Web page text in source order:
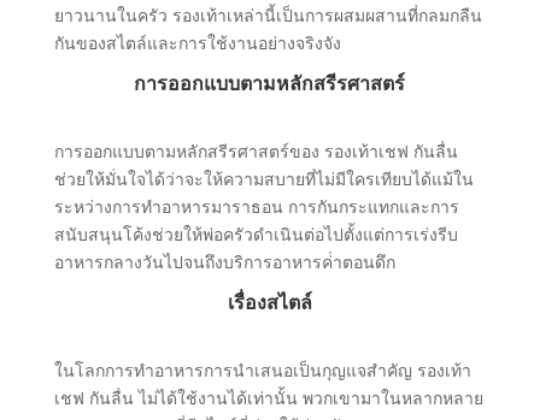
ยาวนานในครัว รองเท้าเหล่านี้เป็นการผสมผสานที่กลมกลืน
กันของสไตล์และการใช้งานอย่างจริงจัง
การออกแบบตามหลักสรีรศาสตร์
การออกแบบตามหลักสรีรศาสตร์ของ รองเท้าเชฟ กันลื่น
ช่วยให้มั่นใจได้ว่าจะให้ความสบายที่ไม่มีใครเทียบได้แม้ใน
ระหว่างการทําอาหารมาราธอน การกันกระแทกและการ
สนับสนุนโค้งช่วยให้พ่อครัวดําเนินต่อไปตั้งแต่การเร่งรีบ
อาหารกลางวันไปจนถึงบริการอาหารค่ําตอนดึก
เรื่องสไตล์
ในโลกการทําอาหารการนําเสนอเป็นกุญแจสําคัญ รองเท้า
เชฟ กันลื่น ไม่ได้ใช้งานได้เท่านั้น พวกเขามาในหลากหลาย